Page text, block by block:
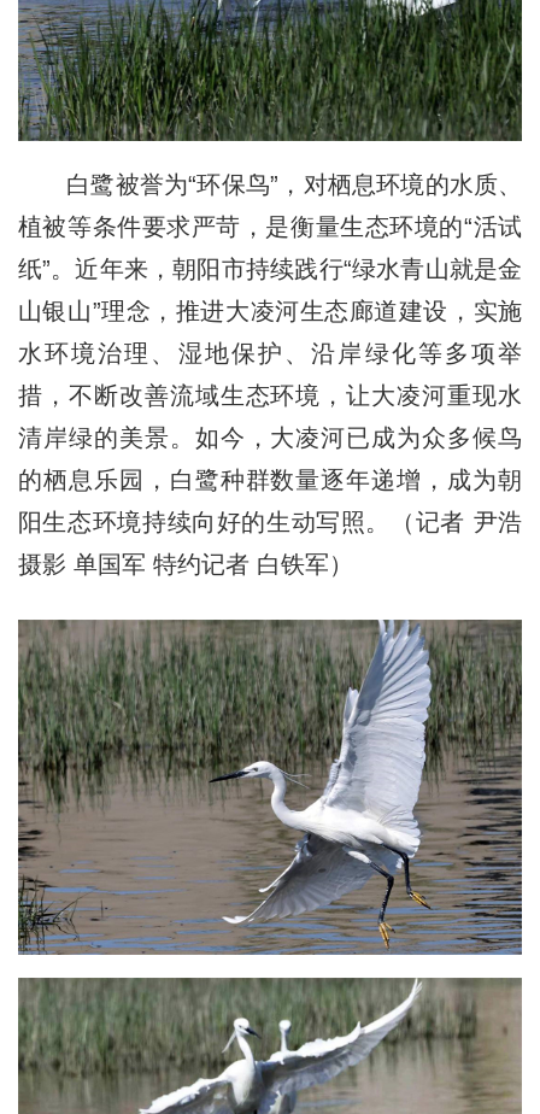
白鹭被誉为“环保鸟”，对栖息环境的水质、
植被等条件要求严苛，是衡量生态环境的“活试
纸”。近年来，朝阳市持续践行“绿水青山就是金
山银山”理念，推进大凌河生态廊道建设，实施
水环境治理、湿地保护、沿岸绿化等多项举
措，不断改善流域生态环境，让大凌河重现水
清岸绿的美景。如今，大凌河已成为众多候鸟
的栖息乐园，白鹭种群数量逐年递增，成为朝
阳生态环境持续向好的生动写照。（记者 尹浩
摄影 单国军 特约记者 白铁军）